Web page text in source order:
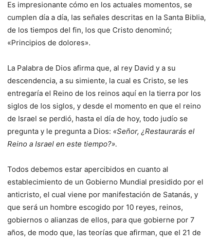
Es impresionante cómo en los actuales momentos, se
cumplen día a día, las señales descritas en la Santa Biblia,
de los tiempos del fin, los que Cristo denominó;
«Principios de dolores».
La Palabra de Dios afirma que, al rey David y a su
descendencia, a su simiente, la cual es Cristo, se les
entregaría el Reino de los reinos aquí en la tierra por los
siglos de los siglos, y desde el momento en que el reino
de Israel se perdió, hasta el día de hoy, todo judío se
pregunta y le pregunta a Dios: «Señor, ¿Restaurarás el
Reino a Israel en este tiempo?».
Todos debemos estar apercibidos en cuanto al
establecimiento de un Gobierno Mundial presidido por el
anticristo, el cual viene por manifestación de Satanás, y
que será un hombre escogido por 10 reyes, reinos,
gobiernos o alianzas de ellos, para que gobierne por 7
años, de modo que, las teorías que afirman, que el 21 de